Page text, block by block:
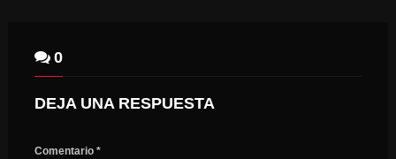
0
DEJA UNA RESPUESTA
Comentario *